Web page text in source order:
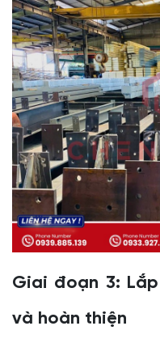
Giai đoạn 3:
và hoàn thiện